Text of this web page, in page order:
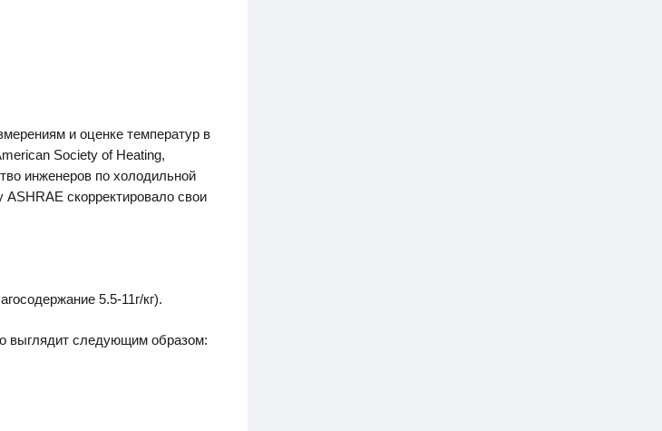
и оценке температур в
Society of Heating,
инженеров по холодильной
ASHRAE скорректировало свои
5.5-11г/кг).
выглядит следующим образом: